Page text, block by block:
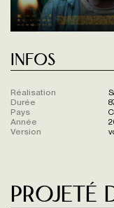
Infos
Réalisation
Durée
Pays
Année
Version
Projeté